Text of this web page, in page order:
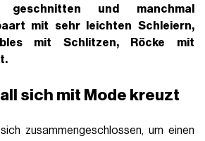
und manchmal
mit sehr leichten Schleiern,
mit Schlitzen, Röcke mit
sich mit Mode kreuzt
zusammengeschlossen, um einen